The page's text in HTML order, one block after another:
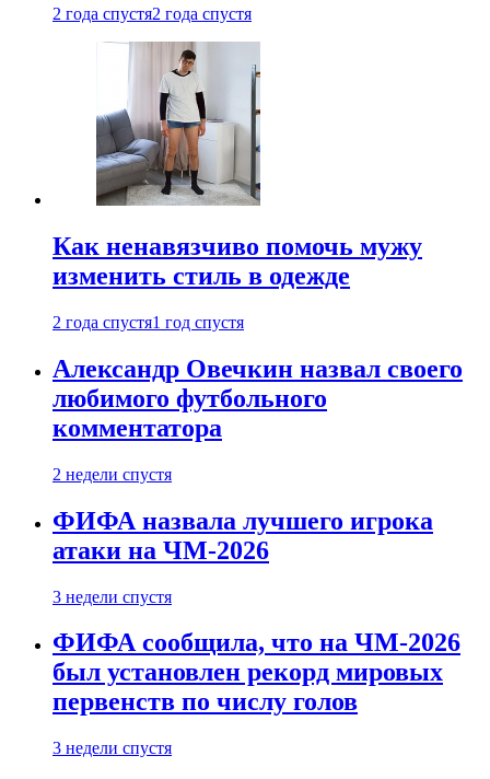
2 года спустя2 года спустя
Как ненавязчиво помочь мужу
изменить стиль в одежде
2 года спустя1 год спустя
Александр Овечкин назвал своего
любимого футбольного
комментатора
2 недели спустя
ФИФА назвала лучшего игрока
атаки на ЧМ-2026
3 недели спустя
ФИФА сообщила, что на ЧМ-2026
был установлен рекорд мировых
первенств по числу голов
3 недели спустя